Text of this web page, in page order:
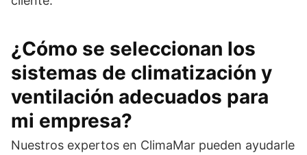
¿Cómo se seleccionan los
sistemas de climatización y
ventilación adecuados para
mi empresa?
Nuestros expertos en ClimaMar pueden ayudarle